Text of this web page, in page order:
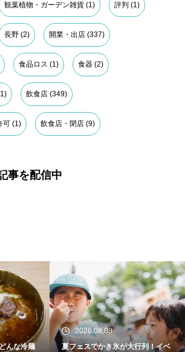
観葉植物・ガーデン雑貨 (1) 評判 (1)
長野 (2) 開業・出店 (337)
食品ロス (1) 食器 (2)
飲食店 (349)
可 (1) 飲食店・閉店 (9)
事を配信中
んな冷麺
2026.08.08
夏フェスでかき氷が大行列！イベ